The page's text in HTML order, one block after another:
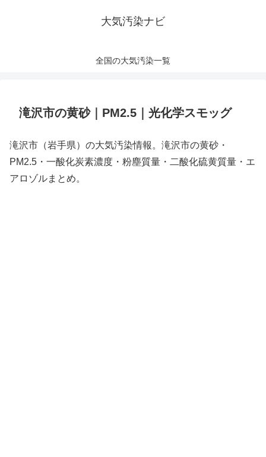
大気汚染ナビ
全国の大気汚染一覧
滝沢市の黄砂｜PM2.5｜光化学スモッグ
滝沢市（岩手県）の大気汚染情報。滝沢市の黄砂・
PM2.5・一酸化炭素濃度・粉塵質量・二酸化硫黄質量・エ
アロゾルまとめ。